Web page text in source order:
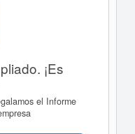
¡Es
el Informe